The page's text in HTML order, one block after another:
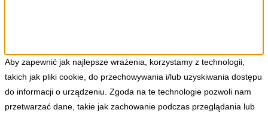
Aby zapewnić jak najlepsze wrażenia, korzystamy z technologii,
takich jak pliki cookie, do przechowywania i/lub uzyskiwania dostępu
do informacji o urządzeniu. Zgoda na te technologie pozwoli nam
przetwarzać dane, takie jak zachowanie podczas przeglądania lub